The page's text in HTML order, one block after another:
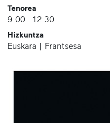
Tenorea
9:00 - 12:30
Hizkuntza
Euskara | Frantsesa